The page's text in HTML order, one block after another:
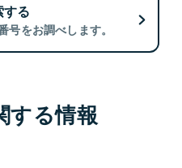
る
をお調べします。
する情報